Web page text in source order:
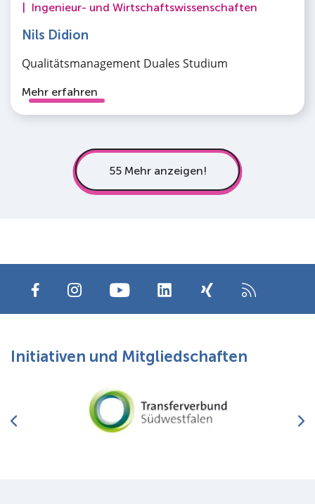
| Ingenieur- und Wirtschaftswissenschaften
Nils Didion
Qualitätsmanagement Duales Studium
Mehr erfahren
55 Mehr anzeigen!
Initiativen und Mitgliedschaften